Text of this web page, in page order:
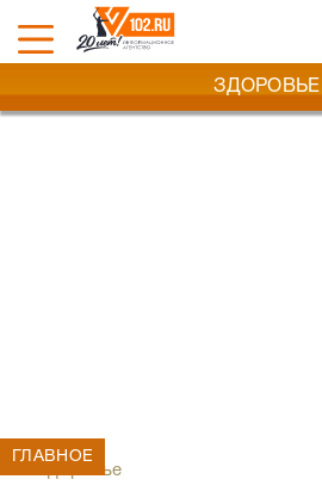
ЗДОРОВЬЕ
Здоровье
ГЛАВНОЕ